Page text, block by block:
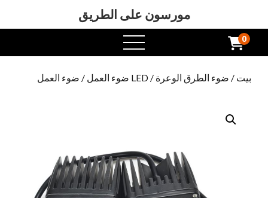
مورسون على الطريق
افتح
القائمة
0
بيت / ضوء الطرق الوعرة / LED ضوء العمل / ضوء العمل